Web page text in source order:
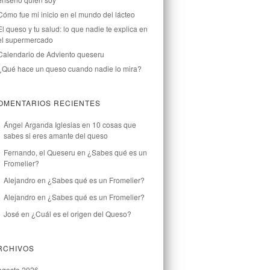
fue mi inicio en el mundo del lácteo
queso y tu salud: lo que nadie te explica en
supermercado
de Adviento queseru
hace un queso cuando nadie lo mira?
RECIENTES
Ángel Arganda Iglesiasen 10 cosas que
sabes si eres amante del queso
Fernando, el Queseru en ¿Sabes qué es un
Fromelier?
Alejandro en ¿Sabes qué es un Fromelier?
Alejandro en ¿Sabes qué es un Fromelier?
José en ¿Cuál es el origen del Queso?